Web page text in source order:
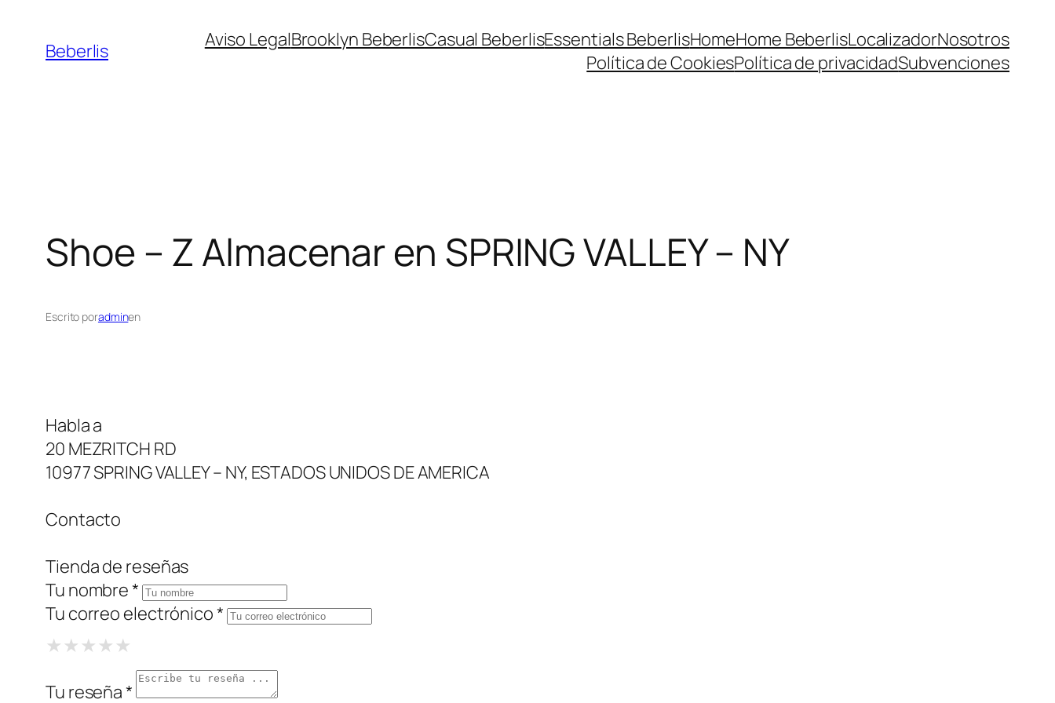
Beberlis Aviso LegalBrooklyn BeberlisCasual BeberlisEssentials BeberlisHomeHome BeberlisLocalizadorNosotros
Política de CookiesPolítica de privacidadSubvenciones
Shoe – Z Almacenar en SPRING VALLEY – NY
Escrito poradminen
Habla a
20 MEZRITCH RD
10977 SPRING VALLEY – NY, ESTADOS UNIDOS DE AMERICA
Contacto
Tienda de reseñas
Tu nombre *
Tu correo electrónico *
★1 Star
★★2 Stars
★★★3 Stars
★★★★4 Stars
★★★★★
Tu reseña *